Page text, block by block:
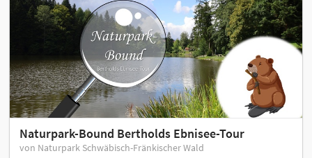
Naturpark-Bound Bertholds Ebnisee-Tour
von Naturpark Schwäbisch-Fränkischer Wald